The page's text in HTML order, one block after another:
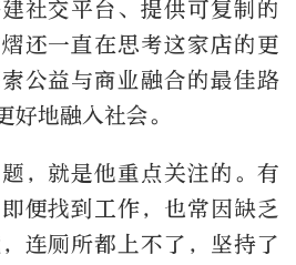
社交平台、提供可复制的
还一直在思考这家店的更
公益与商业融合的最佳路
好地融入社会。
，就是他重点关注的。有
便找到工作，也常因缺乏
连厕所都上不了，坚持了